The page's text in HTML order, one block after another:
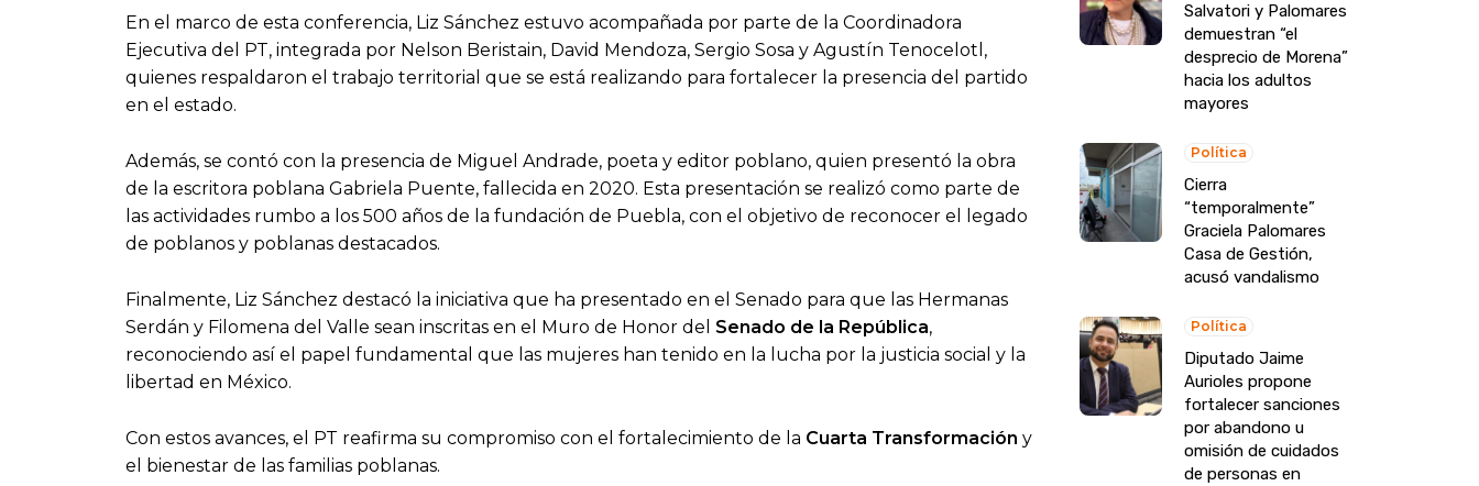
En el marco de esta conferencia, Liz Sánchez estuvo acompañada por parte de la Coordinadora
Ejecutiva del PT, integrada por Nelson Beristain, David Mendoza, Sergio Sosa y Agustín Tenocelotl,
quienes respaldaron el trabajo territorial que se está realizando para fortalecer la presencia del partido
en el estado.
Además, se contó con la presencia de Miguel Andrade, poeta y editor poblano, quien presentó la obra
de la escritora poblana Gabriela Puente, fallecida en 2020. Esta presentación se realizó como parte de
las actividades rumbo a los 500 años de la fundación de Puebla, con el objetivo de reconocer el legado
de poblanos y poblanas destacados.
Finalmente, Liz Sánchez destacó la iniciativa que ha presentado en el Senado para que las Hermanas
Serdán y Filomena del Valle sean inscritas en el Muro de Honor del Senado de la República,
reconociendo así el papel fundamental que las mujeres han tenido en la lucha por la justicia social y la
libertad en México.
Con estos avances, el PT reafirma su compromiso con el fortalecimiento de la Cuarta Transformación y
el bienestar de las familias poblanas.
Salvatori y Palomares
demuestran “el
desprecio de Morena”
hacia los adultos
mayores
Política
Cierra
“temporalmente”
Graciela Palomares
Casa de Gestión,
acusó vandalismo
Política
Diputado Jaime
Aurioles propone
fortalecer sanciones
por abandono u
omisión de cuidados
de personas en